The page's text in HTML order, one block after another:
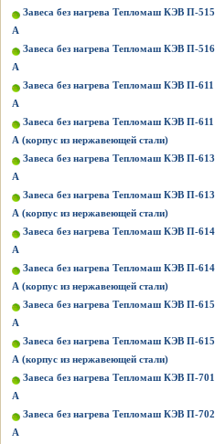
Завеса без нагрева Тепломаш КЭВ П-515
A
Завеса без нагрева Тепломаш КЭВ П-516
A
Завеса без нагрева Тепломаш КЭВ П-611
А
Завеса без нагрева Тепломаш КЭВ П-611
А (корпус из нержавеющей стали)
Завеса без нагрева Тепломаш КЭВ П-613
А
Завеса без нагрева Тепломаш КЭВ П-613
А (корпус из нержавеющей стали)
Завеса без нагрева Тепломаш КЭВ П-614
А
Завеса без нагрева Тепломаш КЭВ П-614
А (корпус из нержавеющей стали)
Завеса без нагрева Тепломаш КЭВ П-615
А
Завеса без нагрева Тепломаш КЭВ П-615
А (корпус из нержавеющей стали)
Завеса без нагрева Тепломаш КЭВ П-701
А
Завеса без нагрева Тепломаш КЭВ П-702
А